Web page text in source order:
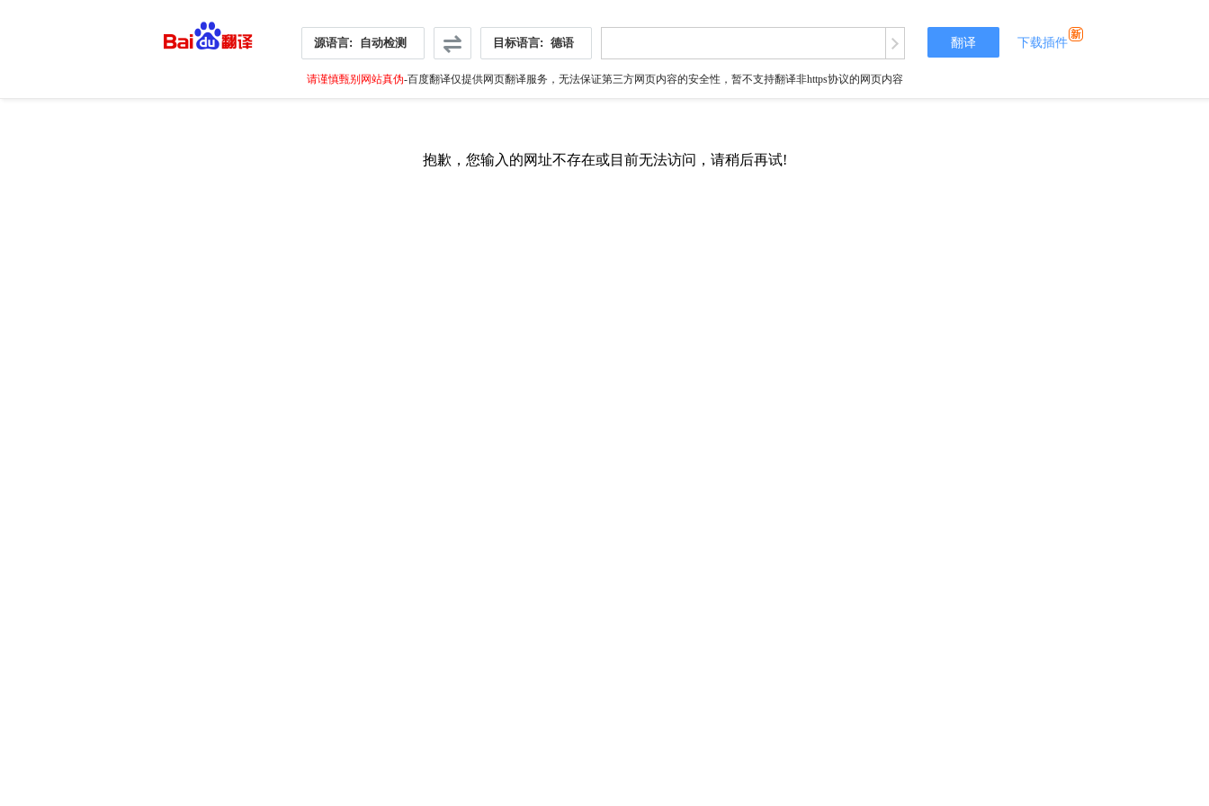
源语言: 自动检测 目标语言: 德语 翻译 下载插件
请谨慎甄别网站真伪-百度翻译仅提供网页翻译服务，无法保证第三方网页内容的安全性，暂不支持翻译非https协议的网页内容